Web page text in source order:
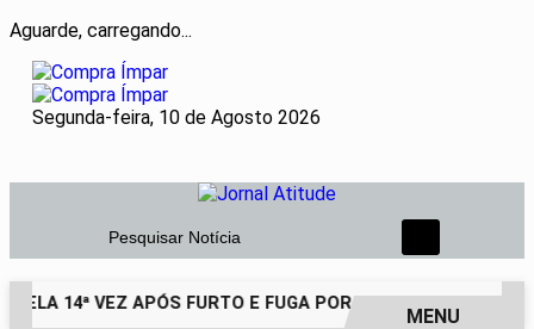
Aguarde, carregando...
Segunda-feira, 10 de Agosto 2026
Pesquisar Notícia
14ª VEZ APÓS FURTO E FUGA POR TELHADOS
MENU